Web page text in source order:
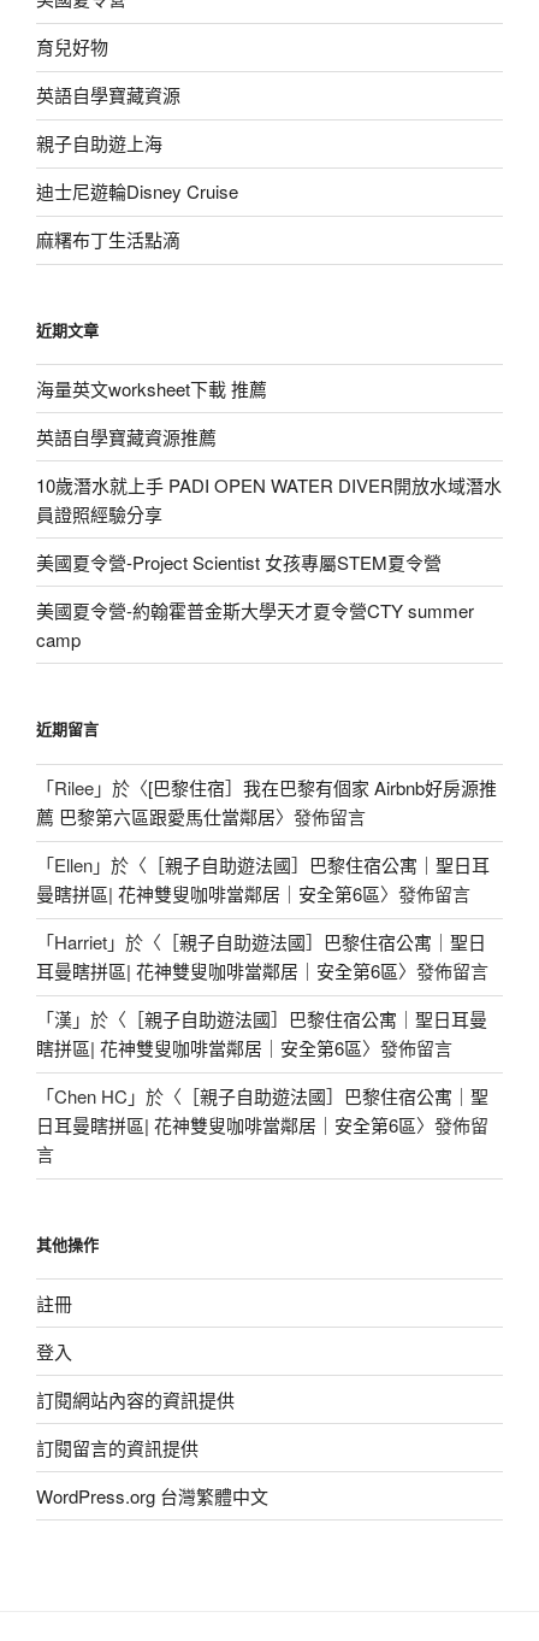
育兒好物
英語自學寶藏資源
親子自助遊上海
迪士尼遊輪Disney Cruise
麻糬布丁生活點滴
近期文章
海量英文worksheet下載 推薦
英語自學寶藏資源推薦
10歲潛水就上手 PADI OPEN WATER DIVER開放水域潛水
員證照經驗分享
美國夏令營-Project Scientist 女孩專屬STEM夏令營
美國夏令營-約翰霍普金斯大學天才夏令營CTY summer
camp
近期留言
「Rilee」於〈[巴黎住宿］我在巴黎有個家 Airbnb好房源推
薦 巴黎第六區跟愛馬仕當鄰居〉發佈留言
「Ellen」於〈 ［親子自助遊法國］巴黎住宿公寓｜聖日耳
曼瞎拼區| 花神雙叟咖啡當鄰居｜安全第6區〉發佈留言
「Harriet」於〈 ［親子自助遊法國］巴黎住宿公寓｜聖日
耳曼瞎拼區| 花神雙叟咖啡當鄰居｜安全第6區〉發佈留言
「漢」於〈 ［親子自助遊法國］巴黎住宿公寓｜聖日耳曼
瞎拼區| 花神雙叟咖啡當鄰居｜安全第6區〉發佈留言
「Chen HC 」於〈 ［親子自助遊法國］巴黎住宿公寓｜聖
日耳曼瞎拼區| 花神雙叟咖啡當鄰居｜安全第6區〉發佈留
言
其他操作
註冊
登入
訂閱網站內容的資訊提供
訂閱留言的資訊提供
WordPress.org 台灣繁體中文